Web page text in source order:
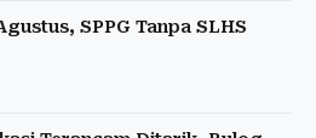
SPPG Tanpa SLHS